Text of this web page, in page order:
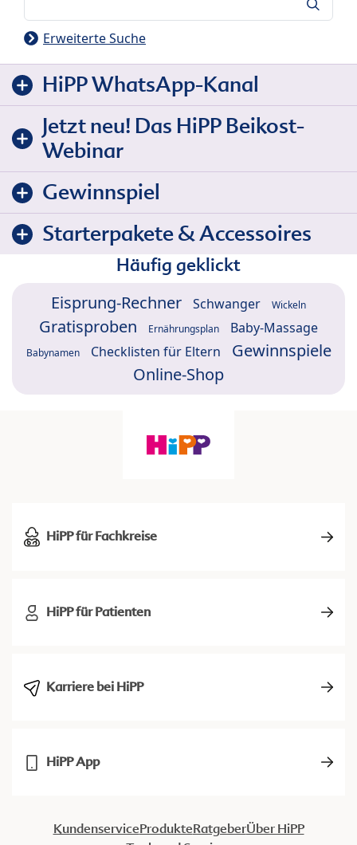
Erweiterte Suche
HiPP WhatsApp-Kanal
Jetzt neu! Das HiPP Beikost-
Webinar
Gewinnspiel
Starterpakete & Accessoires
Häufig geklickt
Eisprung-Rechner Schwanger Wickeln
Gratisproben Ernährungsplan Baby-Massage
Babynamen Checklisten für Eltern
Gewinnspiele
Online-Shop
HiPP für Fachkreise
HiPP für Patienten
Karriere bei HiPP
HiPP App
KundenserviceProdukteRatgeberÜber HiPP